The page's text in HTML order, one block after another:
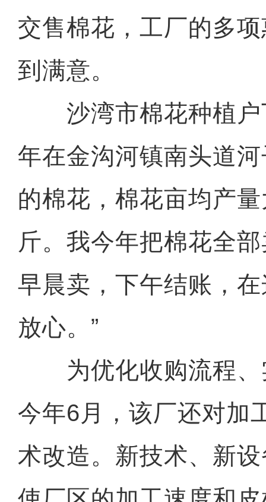
交售棉花，工厂的多
到满意。
沙湾市棉花种植户
年在金沟河镇南头道
的棉花，棉花亩均产
斤。我今年把棉花全
早晨卖，下午结账，
放心。”
为优化收购流程、
今年6月，该厂还对加
术改造。新技术、新